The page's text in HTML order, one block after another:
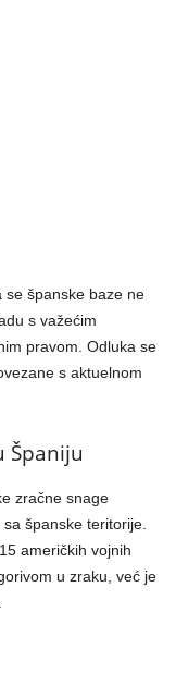
se španske baze ne
s važećim
pravom. Odluka se
s aktuelnom
Španiju
zračne snage
španske teritorije.
američkih vojnih
u zraku, već je